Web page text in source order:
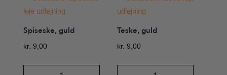
Spiseske, guld
kr. 9,00
Teske, guld
kr. 9,00